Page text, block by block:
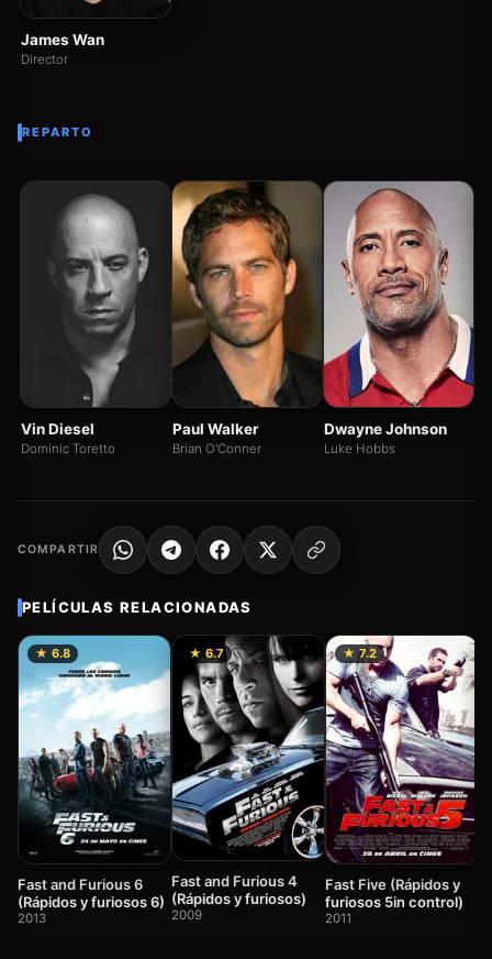
James Wan
Director
REPARTO
Vin Diesel
Dominic Toretto
Paul Walker
Brian O'Conner
Dwayne Johnson
Luke Hobbs
COMPARTIR
PELÍCULAS RELACIONADAS
★ 6.8
Fast and Furious 6
(Rápidos y furiosos 6)
2013
★ 6.7
Fast and Furious 4
(Rápidos y furiosos)
2009
★ 7.2
Fast Five (Rápidos y
furiosos 5in control)
2011